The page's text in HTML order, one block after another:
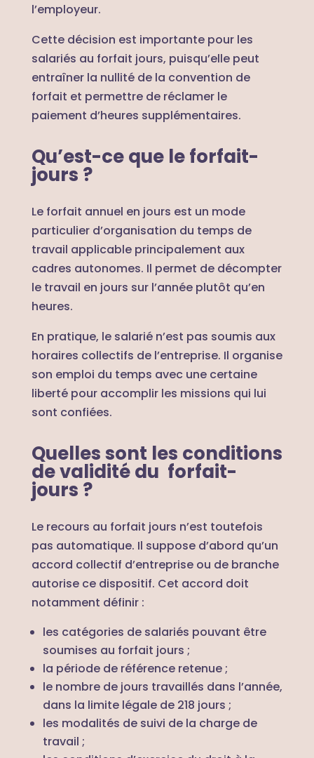
l’employeur.
Cette décision est importante pour les
salariés au forfait jours, puisqu’elle peut
entraîner la nullité de la convention de
forfait et permettre de réclamer le
paiement d’heures supplémentaires.
Qu’est-ce que le forfait-
jours ?
Le forfait annuel en jours est un mode
particulier d’organisation du temps de
travail applicable principalement aux
cadres autonomes. Il permet de décompter
le travail en jours sur l’année plutôt qu’en
heures.
En pratique, le salarié n’est pas soumis aux
horaires collectifs de l’entreprise. Il organise
son emploi du temps avec une certaine
liberté pour accomplir les missions qui lui
sont confiées.
Quelles sont les conditions
de validité du forfait-
jours ?
Le recours au forfait jours n’est toutefois
pas automatique. Il suppose d’abord qu’un
accord collectif d’entreprise ou de branche
autorise ce dispositif. Cet accord doit
notamment définir :
les catégories de salariés pouvant être
soumises au forfait jours ;
la période de référence retenue ;
le nombre de jours travaillés dans l’année,
dans la limite légale de 218 jours ;
les modalités de suivi de la charge de
travail ;